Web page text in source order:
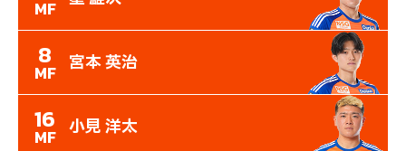
MF
8
MF 宮本 英治
16
MF 小見 洋太